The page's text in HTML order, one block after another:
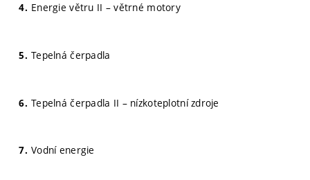
Energie větru II – větrné motory
Tepelná čerpadla
Tepelná čerpadla II – nízkoteplotní zdroje
Vodní energie